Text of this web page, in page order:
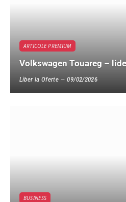
ARTICOLE PREMIUM
Volkswagen Touareg –
Liber la Oferte 09/02/2026
BUSINESS